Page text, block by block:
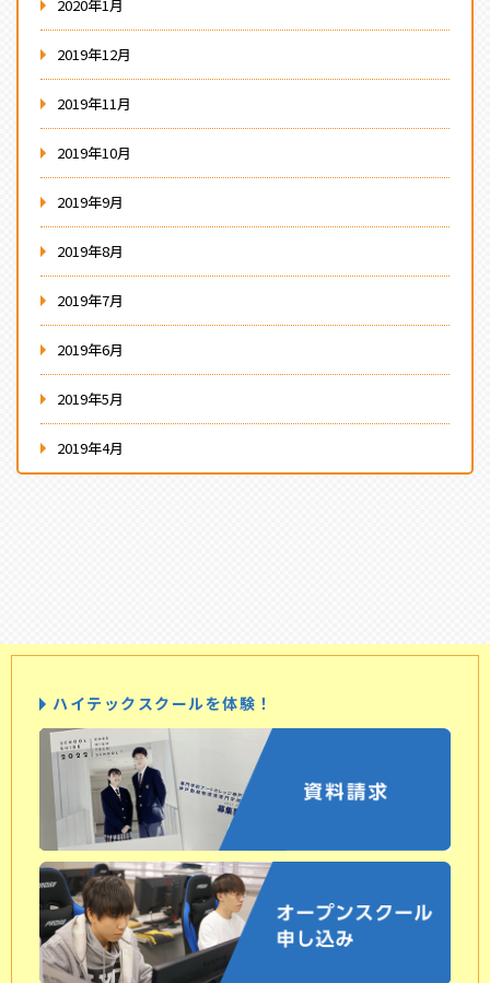
2020年1月
2019年12月
2019年11月
2019年10月
2019年9月
2019年8月
2019年7月
2019年6月
2019年5月
2019年4月
ハイテックスクールを体験！